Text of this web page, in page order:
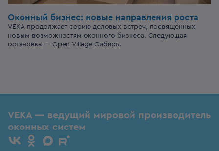
Оконный бизнес: новые направления роста
VEKA продолжает серию деловых встреч, посвящённых
новым возможностям оконного бизнеса. Следующая
остановка — Open Village Сибирь.
VEKA — ведущий мировой производитель
оконных систем